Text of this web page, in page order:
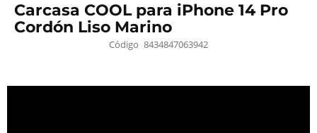
Carcasa COOL para iPhone 14 Pro
Cordón Liso Marino
Código 8434847063942